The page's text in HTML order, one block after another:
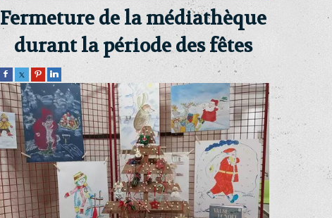
Fermeture de la médiathèque
durant la période des fêtes